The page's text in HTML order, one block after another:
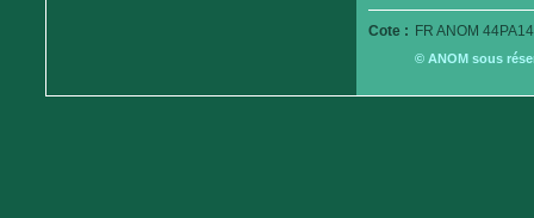
Cote : FR ANOM
© ANOM sous